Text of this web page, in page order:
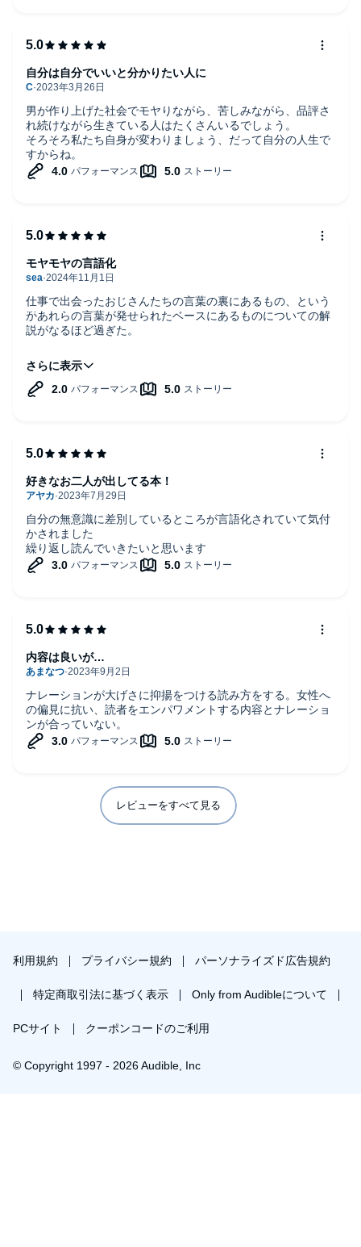
いうよりお互いを尊重してる関係」ってこと。でもソレが本
来の会話のあり方な訳で。内容もいろいろ面白かったが、こ
の対話のスタンス、そして作者と読者のスタンスを考えさせ
られたこと。コレが本書の一番の学びだった。
「全面的に賛成！」も「あ～フェミねハイハイ」もどっちも
思考停止の穴にハマる落とし穴。いつもフラットに、最大公
約数探しではなく最小公倍数探しの会話を、そして読書をし
たい。
で、この隣の会話に今すぐゲリラ突撃したいが自分も似た経
歴、年代、考え方なのであんまり面白くなさそう。もっとす
ごく若いとか、年輩、そして男性も集めてこういう話をざっ
男が作り上げた社会でモヤりながら、苦しみながら、品評さ
れ続けながら生きている人はたくさんいるでしょう。
そろそろ私たち自身が変わりましょう、だって自分の人生で
すからね。
自分は自分でいいと分かりたい人に
仕事で出会ったおじさんたちの言葉の裏にあるもの、という
かあれらの言葉が発せられたベースにあるものについての解
説がなるほど過ぎた。
男女不平等はいつから始まったのだろう。地域や家庭環境に
もよるだろうが、私の場合は大学から。大学に入ると急に女
子はマイノリティーになり、労働社会でも基本的にはマイノ
政治家も企業も男ばかりだから男性優位の仕様になってしま
うのは当然といえば当然。ごく普通の女性が「活躍」とか
「輝く」とかいう言葉なしに普通に働いて、普通の男性と同
じ基準で収入を得られる時代になれば、自然と男女不平等も
解消されるはず。結局、多数決で負けちゃうからずっと負け
続けたまま。未来に期待したい。中高生に読んでほしい本。
ふぅ。対談形式の割に超濃厚な本だった。ナマコ信子(笑)
モヤモヤの言語化
自分の無意識に差別しているところが言語化されていて気付
かされました
繰り返し読んでいきたいと思います
好きなお二人が出してる本！
ナレーションが大げさに抑揚をつける読み方をする。女性へ
の偏見に抗い、読者をエンパワメントする内容とナレーショ
ンが合っていない。
内容は良いが…
レビューをすべて見る
利用規約 プライバシー規約 パーソナライズド広告規約
特定商取引法に基づく表示 Only from Audibleについて
PCサイト クーポンコードのご利用
© Copyright 1997 - 2026 Audible, Inc